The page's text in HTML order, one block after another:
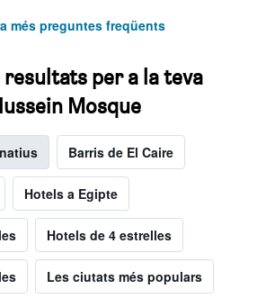
més preguntes freqüents
per a la teva
Mosque
Barris de El Caire
Hotels a Egipte
Hotels de 4 estrelles
Les ciutats més populars